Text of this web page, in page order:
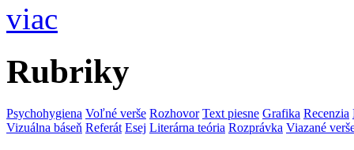
viac
Rubriky
Psychohygiena Voľné verše Rozhovor Text piesne Grafika Recenzia
Vizuálna báseň Referát Esej Literárna teória Rozprávka Viazané